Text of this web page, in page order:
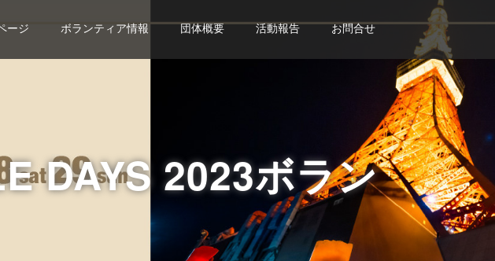
ージ ボランティア情報 団体概要 活動報告 お問合せ
DAYS 2023ボラン